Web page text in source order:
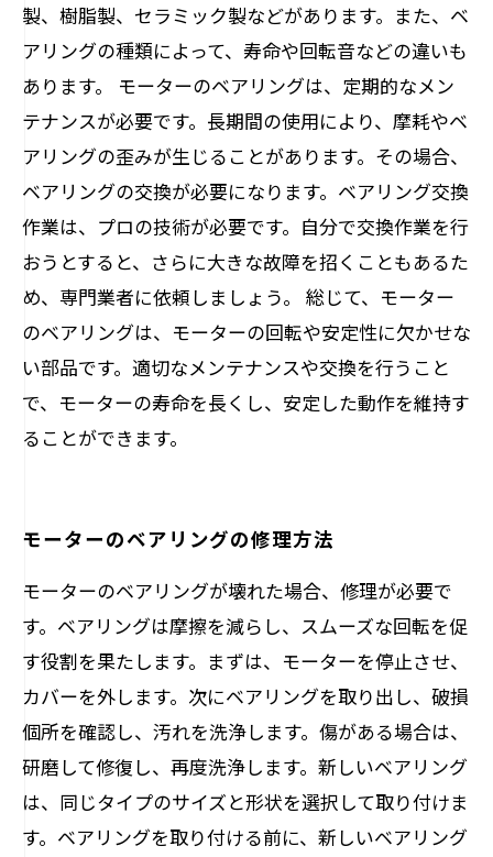
製、樹脂製、セラミック製などがあります。また、ベ
アリングの種類によって、寿命や回転音などの違いも
あります。 モーターのベアリングは、定期的なメン
テナンスが必要です。長期間の使用により、摩耗やベ
アリングの歪みが生じることがあります。その場合、
ベアリングの交換が必要になります。ベアリング交換
作業は、プロの技術が必要です。自分で交換作業を行
おうとすると、さらに大きな故障を招くこともあるた
め、専門業者に依頼しましょう。 総じて、モーター
のベアリングは、モーターの回転や安定性に欠かせな
い部品です。適切なメンテナンスや交換を行うこと
で、モーターの寿命を長くし、安定した動作を維持す
ることができます。
モーターのベアリングの修理方法
モーターのベアリングが壊れた場合、修理が必要で
す。ベアリングは摩擦を減らし、スムーズな回転を促
す役割を果たします。まずは、モーターを停止させ、
カバーを外します。次にベアリングを取り出し、破損
個所を確認し、汚れを洗浄します。傷がある場合は、
研磨して修復し、再度洗浄します。新しいベアリング
は、同じタイプのサイズと形状を選択して取り付けま
す。ベアリングを取り付ける前に、新しいベアリング